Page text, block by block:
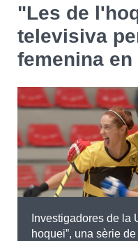
Agenda
English
CERCAR
"Les de
televisiva
femenina
Investigadores de la
hoquei”, una sèrie